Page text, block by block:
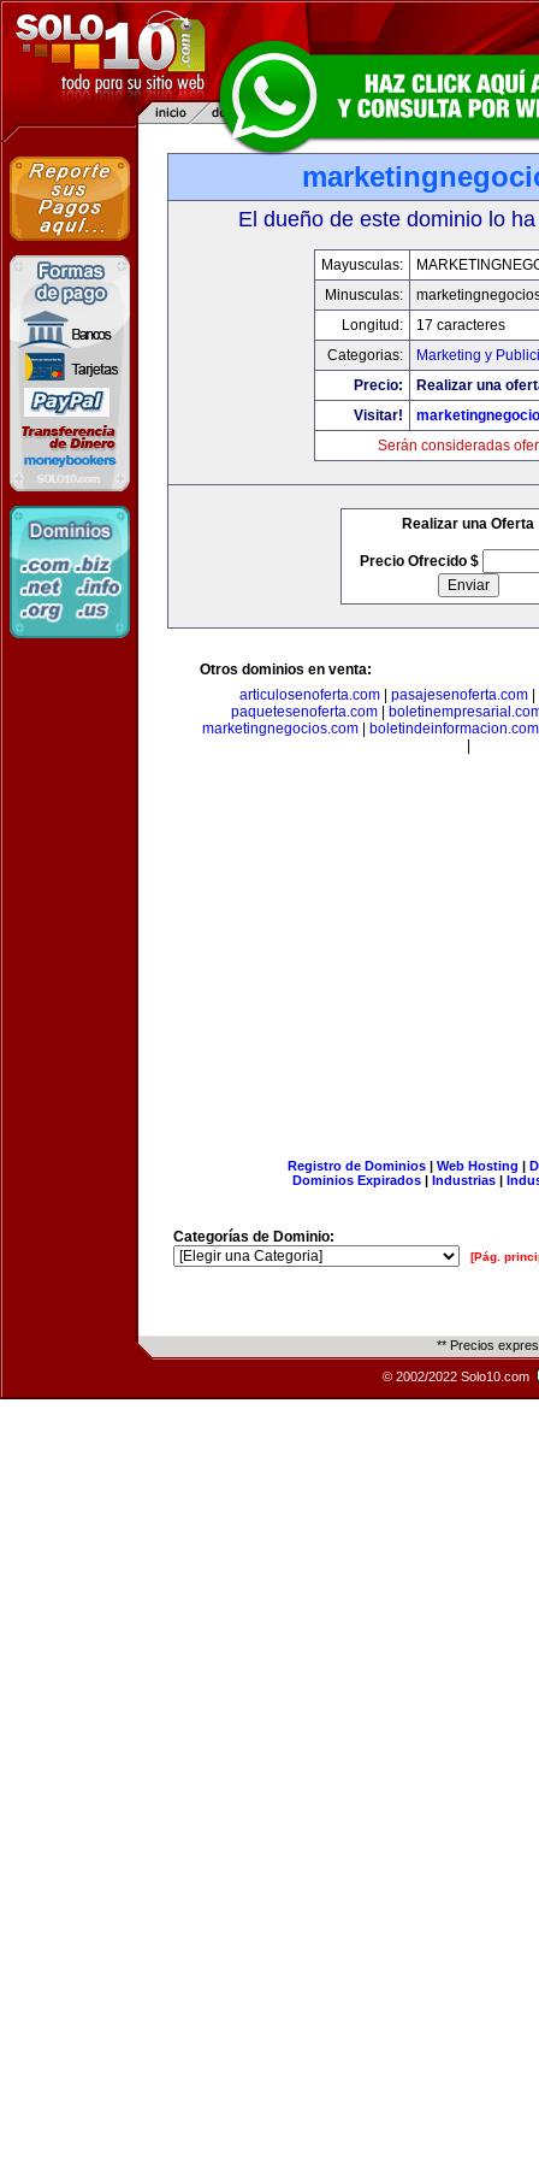
El dueño de este dominio lo
Mayusculas:
Minusculas:
Longitud:
17 caracteres
Categorias:
Marketing y
Precio:
Realizar una
Visitar!
Serán consideradas
Realizar una Oferta
Precio Ofrecido $
Otros dominios en venta:
articulosenoferta.com
pasajesenoferta.com
paquetesenoferta.com|
marketingnegocios.com
boletindeinformacion.com
Registro de Dominios| Web Hosting |
Dominios Expirados | Industrias |
Categorías de Dominio:
[Pág.
** Precios
© 2002/2022 Solo10.com